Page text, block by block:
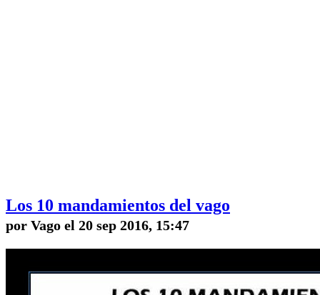
Los 10 mandamientos del vago
por Vago el 20 sep 2016, 15:47